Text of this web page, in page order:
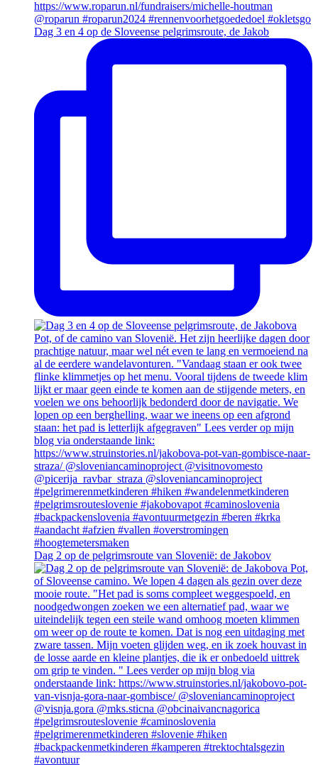
Dag 3 en 4 op de Sloveense pelgrimsroute, de Jakob
Dag 2 op de pelgrimsroute van Slovenië: de Jakobov